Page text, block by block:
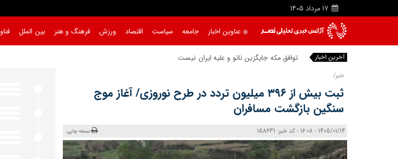
17 مرداد 1405
عناوین اخبار جامعه سیاست اقتصاد ورزش فرهنگ و هنر بین الملل
آخرین اخبار توافق مکه جایگزی
خبر/
ثبت بیش از ۳۹۶ میلیون تردد در طرح نوروزی/ آغاز موج
سنگین بازگشت مسافران
1405/01/14 - 16:08 - کد خبر: 158631 نسخه چاپی